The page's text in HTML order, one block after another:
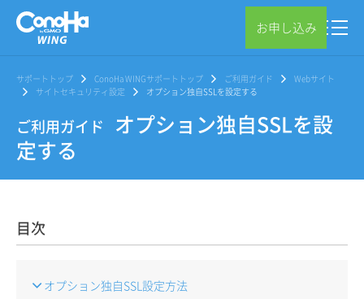
お申し込み
サポートトップ ConoHa WINGサポートトップ ご利用ガイド
Webサイト
サイトセキュリティ設定
オプション独自SSLを設定する
ご利用ガイド
オプション独自SSLを設
定する
目次
オプション独自SSL設定方法